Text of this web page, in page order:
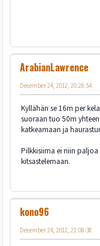
ArabianLawrence
December 24, 2012, 20:28:54
Kyllähän se 16m per
suoraan tuo 50m
katkeamaan ja
Pilkkisiima ei niin
kitsastelemaan.
kono96
December 24, 2012, 21:08:38